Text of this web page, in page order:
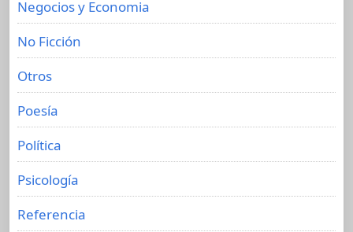
Negocios y Economia
No Ficción
Otros
Poesía
Política
Psicología
Referencia